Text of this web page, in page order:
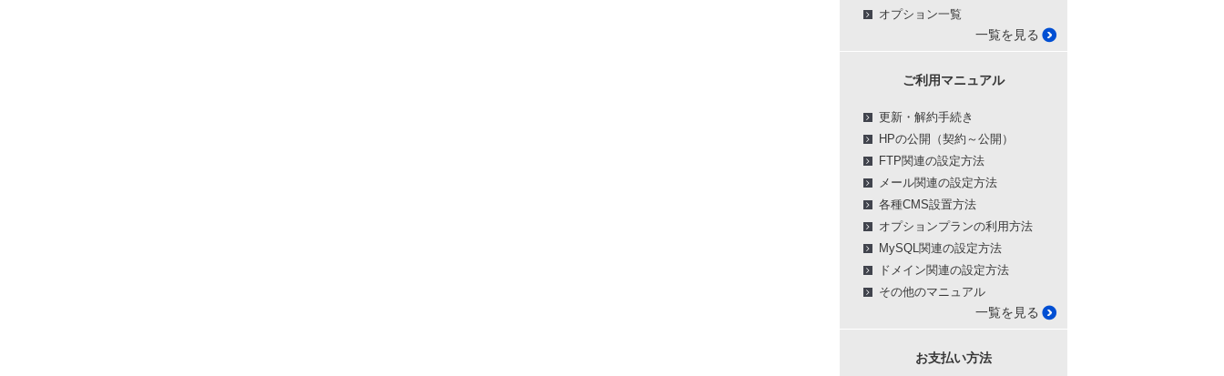
オプション一覧
一覧を見る
ご利用マニュアル
更新・解約手続き
HPの公開（契約～公開）
FTP関連の設定方法
メール関連の設定方法
各種CMS設置方法
オプションプランの利用方法
MySQL関連の設定方法
ドメイン関連の設定方法
その他のマニュアル
一覧を見る
お支払い方法